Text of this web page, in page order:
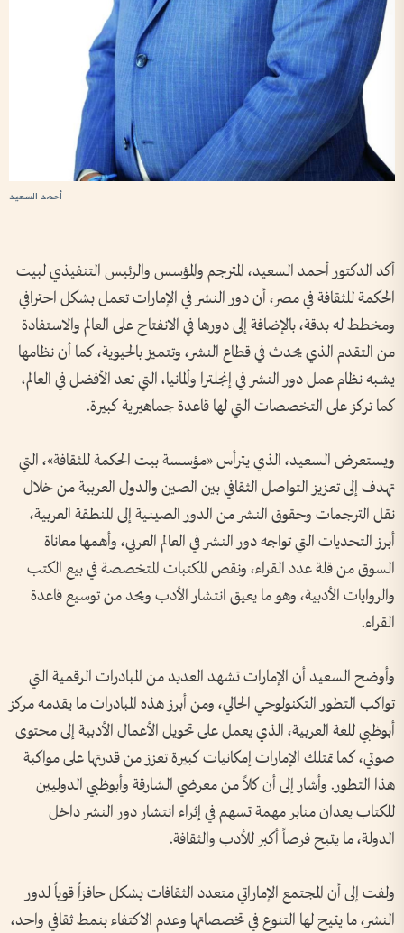
أحمد السعيد
أكد الدكتور أحمد السعيد، المترجم والمؤسس والرئيس التنفيذي لبيت
الحكمة للثقافة في مصر، أن دور النشر في الإمارات تعمل بشكل احترافي
ومخطط له بدقة، بالإضافة إلى دورها في الانفتاح على العالم والاستفادة
من التقدم الذي يحدث في قطاع النشر، وتتميز بالحيوية، كما أن نظامها
يشبه نظام عمل دور النشر في إنجلترا وألمانيا، التي تعد الأفضل في العالم،
كما تركز على التخصصات التي لها قاعدة جماهيرية كبيرة.
ويستعرض السعيد، الذي يترأس «مؤسسة بيت الحكمة للثقافة»، التي
تهدف إلى تعزيز التواصل الثقافي بين الصين والدول العربية من خلال
نقل الترجمات وحقوق النشر من الدور الصينية إلى المنطقة العربية،
أبرز التحديات التي تواجه دور النشر في العالم العربي، وأهمها معاناة
السوق من قلة عدد القراء، ونقص المكتبات المتخصصة في بيع الكتب
والروايات الأدبية، وهو ما يعيق انتشار الأدب ويحد من توسيع قاعدة
القراء.
وأوضح السعيد أن الإمارات تشهد العديد من المبادرات الرقمية التي
تواكب التطور التكنولوجي الحالي، ومن أبرز هذه المبادرات ما يقدمه مركز
أبوظبي للغة العربية، الذي يعمل على تحويل الأعمال الأدبية إلى محتوى
صوتي، كما تمتلك الإمارات إمكانيات كبيرة تعزز من قدرتها على مواكبة
هذا التطور. وأشار إلى أن كلاً من معرضي الشارقة وأبوظبي الدوليين
للكتاب يعدان منابر مهمة تسهم في إثراء انتشار دور النشر داخل
الدولة، ما يتيح فرصاً أكبر للأدب والثقافة.
ولفت إلى أن المجتمع الإماراتي متعدد الثقافات يشكل حافزاً قوياً لدور
النشر، ما يتيح لها التنوع في تخصصاتها وعدم الاكتفاء بنمط ثقافي واحد،